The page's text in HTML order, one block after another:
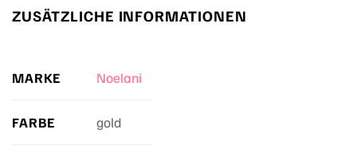
ZUSÄTZLICHE INFORMATIONEN
MARKE Noelani
FARBE gold